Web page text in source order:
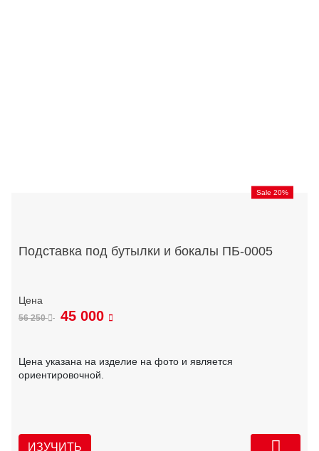
Sale 20%
Подставка под бутылки и бокалы ПБ-0005
56 250 45 000
Цена указана на изделие на фото и является
ориентировочной.
ИЗУЧИТЬ